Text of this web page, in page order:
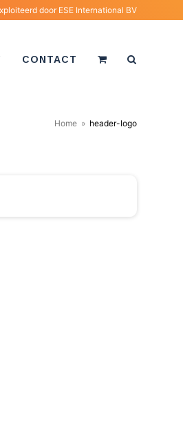
door ESE International BV
CONTACT
Home » header-logo